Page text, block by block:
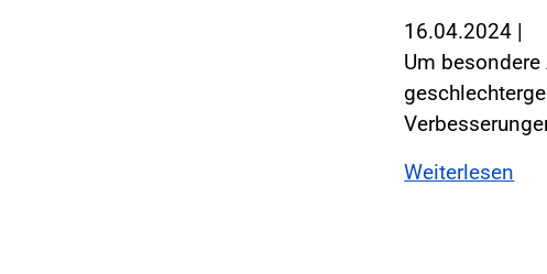
16.04.2024 |
Um
Weiterlesen